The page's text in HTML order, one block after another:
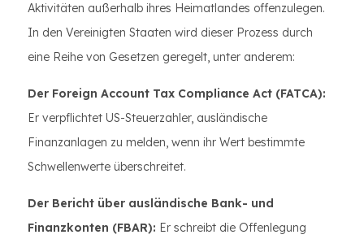
Aktivitäten außerhalb ihres Heimatlandes offenzulegen.
In den Vereinigten Staaten wird dieser Prozess durch
eine Reihe von Gesetzen geregelt, unter anderem:
Der Foreign Account Tax Compliance Act (FATCA):
Er verpflichtet US-Steuerzahler, ausländische
Finanzanlagen zu melden, wenn ihr Wert bestimmte
Schwellenwerte überschreitet.
Der Bericht über ausländische Bank- und
Finanzkonten (FBAR): Er schreibt die Offenlegung